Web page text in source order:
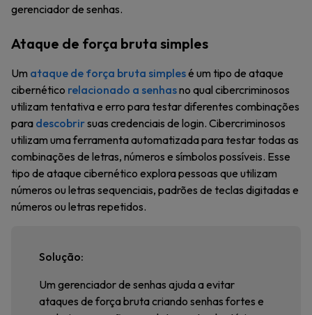
gerenciador de senhas.
Ataque de força bruta simples
Um ataque de força bruta simplesé um tipo de ataque
cibernético relacionado a senhasno qual cibercriminosos
utilizam tentativa e erro para testar diferentes combinações
para descobrirsuas credenciais de login. Cibercriminosos
utilizam uma ferramenta automatizada para testar todas as
combinações de letras, números e símbolos possíveis. Esse
tipo de ataque cibernético explora pessoas que utilizam
números ou letras sequenciais, padrões de teclas digitadas e
números ou letras repetidos.
Solução:
Um gerenciador de senhas ajuda a evitar
ataques de força bruta criando senhas fortes e